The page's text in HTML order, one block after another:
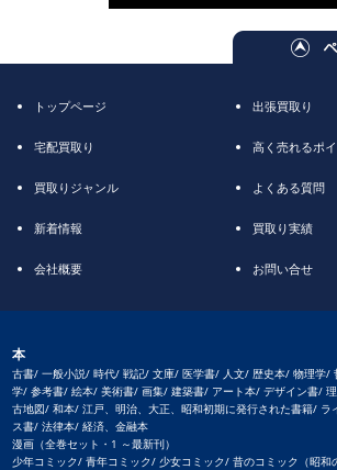
トップページ 出張買取り
宅配買取り 高く売れるポ
買取りジャンル よくある質問
新着情報 買取り実績
会社概要 お問い合せ
本
古書/ 一般小説/ 時代/ 戦記/ 文庫/ 医学書/ 人文/ 歴史本/ 物理学/
学/ 参考書/ 絵本/ 美術書/ 画集/ 建築書/ アート本/ デザイン書/
古地図/ 和本/ 江戸、明治、大正、昭和初期に発行された書籍/ ラ
ス書/ 法律本/ 経済、金融本
漫画（全巻セット・1 ～最新刊）
少年コミック/ 青年コミック/ 少女コミック/ 昔のコミック（昭和